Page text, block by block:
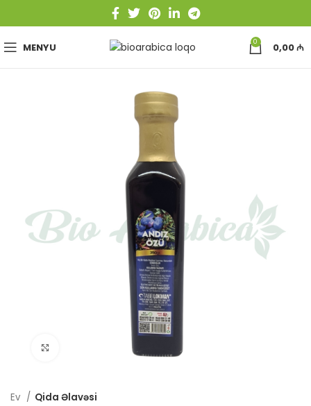
MENYU 0 0,00₼
Böyütmək üçün toxun
Ev Qida Əlavəsi